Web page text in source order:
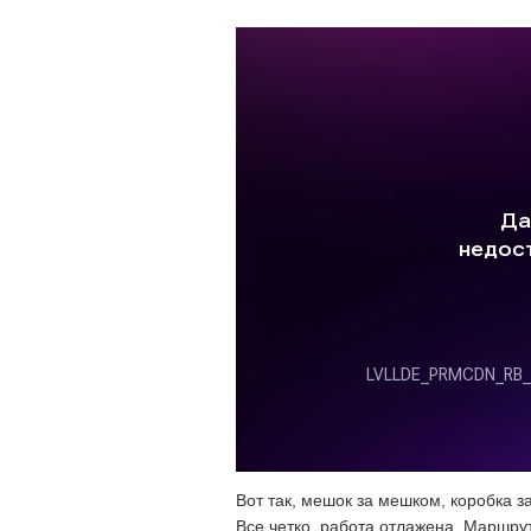
Вот так, мешок за мешком, коробка
Все четко, работа отлажена.